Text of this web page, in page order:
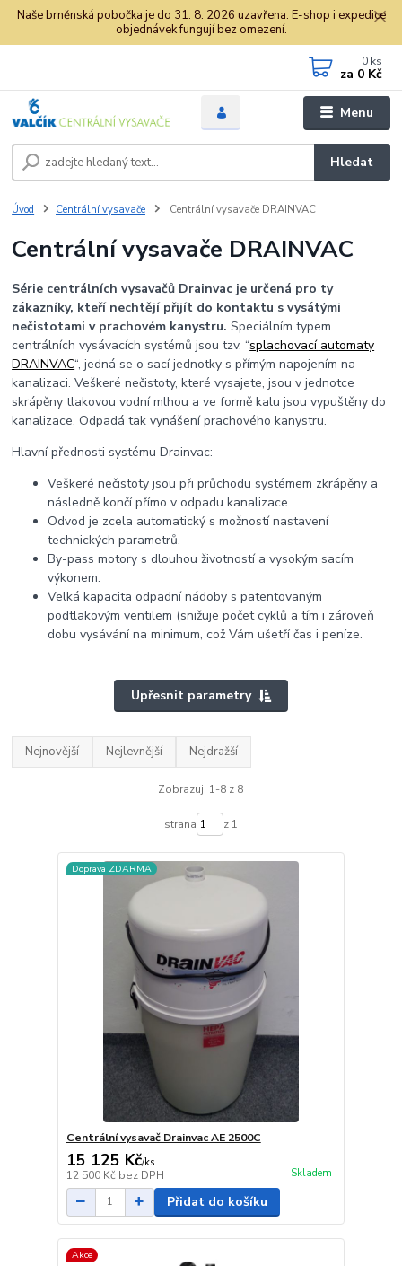
Naše brněnská pobočka je do 31. 8. 2026 uzavřena. E-shop i expedice
objednávek fungují bez omezení.
Menu
Hledat
0 ks
za 0 Kč
Úvod Centrální vysavače Centrální vysavače DRAINVAC
Centrální vysavače DRAINVAC
Série centrálních vysavačů Drainvac je určená pro ty
zákazníky, kteří nechtějí přijít do kontaktu s vysátými
nečistotami v prachovém kanystru.Speciálním typem
centrálních vysávacích systémů jsou tzv. “splachovací automaty
DRAINVAC“, jedná se o sací jednotky s přímým napojením na
kanalizaci. Veškeré nečistoty, které vysajete, jsou v jednotce
skrápěny tlakovou vodní mlhou a ve formě kalu jsou vypuštěny do
kanalizace. Odpadá tak vynášení prachového kanystru.
Hlavní přednosti systému Drainvac:
Veškeré nečistoty jsou při průchodu systémem zkrápěny a
následně končí přímo v odpadu kanalizace.
Odvod je zcela automatický s možností nastavení
technických parametrů.
By-pass motory s dlouhou životností a vysokým sacím
výkonem.
Velká kapacita odpadní nádoby s patentovaným
podtlakovým ventilem (snižuje počet cyklů a tím i zároveň
dobu vysávání na minimum, což Vám ušetří čas i peníze.
Upřesnit parametry
Nejnovější Nejlevnější Nejdražší
Zobrazuji 1-8 z 8
strana z 1
Doprava ZDARMA
Centrální vysavač Drainvac AE 2500C
15 125 Kč/ks
12 500 Kč bez DPH Skladem
Přidat do košíku
Akce